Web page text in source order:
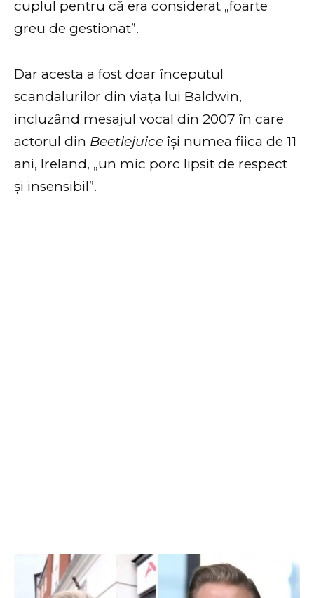
cuplul pentru că era considerat „foarte
greu de gestionat”.
Dar acesta a fost doar începutul
scandalurilor din viața lui Baldwin,
incluzând mesajul vocal din 2007 în care
actorul din Beetlejuice își numea fiica de 11
ani, Ireland, „un mic porc lipsit de respect
și insensibil”.